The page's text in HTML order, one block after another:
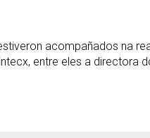
acompañados na
entre eles a directora